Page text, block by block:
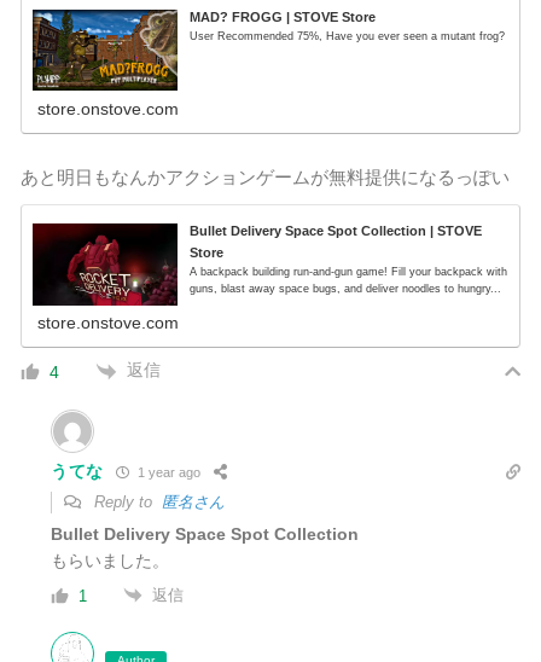
MAD? FROGG | STOVE Store
User Recommended 75%, Have you ever seen a mutant frog?
store.onstove.com
あと明日もなんかアクションゲームが無料提供になるっぽい
Bullet Delivery Space Spot Collection | STOVE
Store
A backpack building run-and-gun game! Fill your backpack with
guns, blast away space bugs, and deliver noodles to hungry...
store.onstove.com
4 返信
うてな 1 year ago
Reply to 匿名さん
Bullet Delivery Space Spot Collection
もらいました。
1 返信